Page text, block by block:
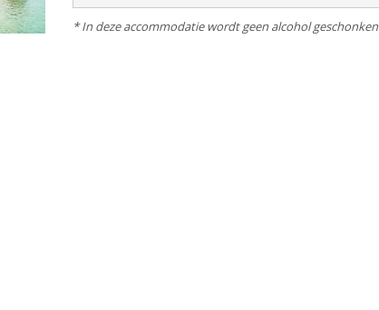
* In deze accommodatie wordt geen alcohol geschonken